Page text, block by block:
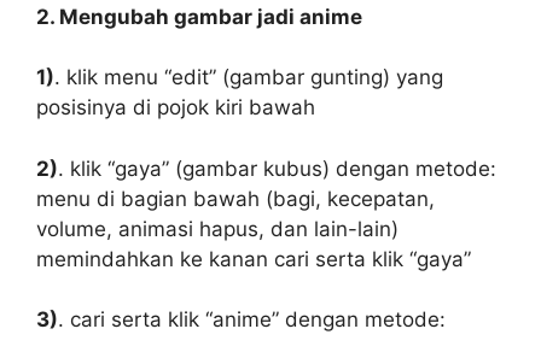
2. Mengubah gambar jadi anime
1). klik menu “edit” (gambar gunting) yang
posisinya di pojok kiri bawah
2). klik “gaya” (gambar kubus) dengan metode:
menu di bagian bawah (bagi, kecepatan,
volume, animasi hapus, dan lain-lain)
memindahkan ke kanan cari serta klik “gaya”
3). cari serta klik “anime” dengan metode: